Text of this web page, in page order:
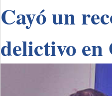
Cayó un
delictivo en